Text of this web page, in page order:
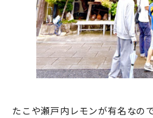
たこや瀬戸内レモンが有名なの